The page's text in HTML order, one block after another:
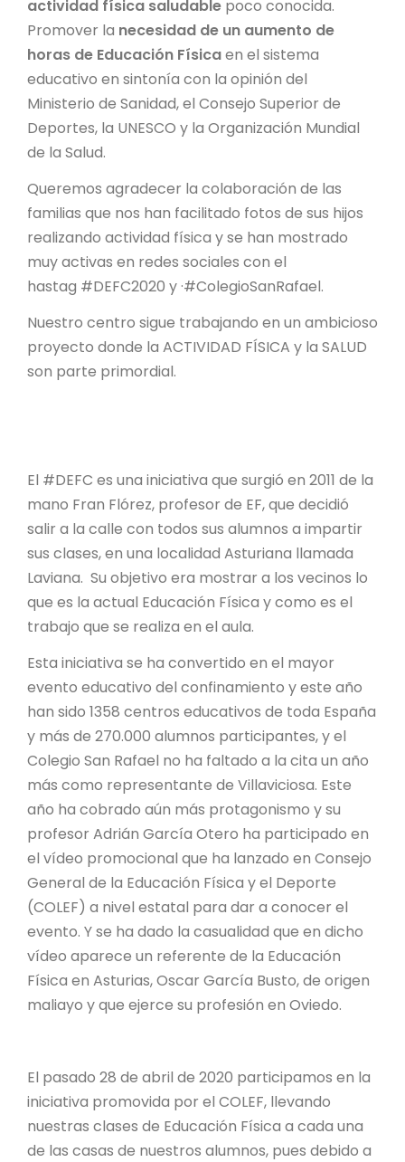
actividad física saludable poco conocida.
Promover la necesidad de un aumento de
horas de Educación Físicaen el sistema
educativo en sintonía con la opinión del
Ministerio de Sanidad, el Consejo Superior de
Deportes, la UNESCO y la Organización Mundial
de la Salud.
Queremos agradecer la colaboración de las
familias que nos han facilitado fotos de sus hijos
realizando actividad física y se han mostrado
muy activas en redes sociales con el
hastag #DEFC2020 y ·#ColegioSanRafael.
Nuestro centro sigue trabajando en un ambicioso
proyecto donde la ACTIVIDAD FÍSICA y la SALUD
son parte primordial.
El #DEFC es una iniciativa que surgió en 2011 de la
mano Fran Flórez, profesor de EF, que decidió
salir a la calle con todos sus alumnos a impartir
sus clases, en una localidad Asturiana llamada
Laviana. Su objetivo era mostrar a los vecinos lo
que es la actual Educación Física y como es el
trabajo que se realiza en el aula.
Esta iniciativa se ha convertido en el mayor
evento educativo del confinamiento y este año
han sido 1358 centros educativos de toda España
y más de 270.000 alumnos participantes, y el
Colegio San Rafael no ha faltado a la cita un año
más como representante de Villaviciosa. Este
año ha cobrado aún más protagonismo y su
profesor Adrián García Otero ha participado en
el vídeo promocional que ha lanzado en Consejo
General de la Educación Física y el Deporte
(COLEF) a nivel estatal para dar a conocer el
evento. Y se ha dado la casualidad que en dicho
vídeo aparece un referente de la Educación
Física en Asturias, Oscar García Busto, de origen
maliayo y que ejerce su profesión en Oviedo.
El pasado 28 de abril de 2020 participamos en la
iniciativa promovida por el COLEF, llevando
nuestras clases de Educación Física a cada una
de las casas de nuestros alumnos, pues debido a